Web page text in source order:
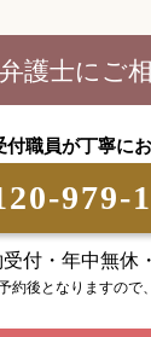
護士にご
付職員が丁寧に
979-
付・年中無休
約後となりますので、